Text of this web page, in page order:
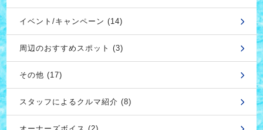
イベント/キャンペーン (14)
周辺のおすすめスポット (3)
その他 (17)
スタッフによるクルマ紹介 (8)